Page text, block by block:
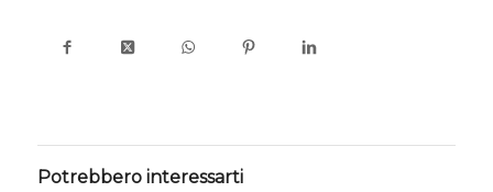
Potrebbero interessarti